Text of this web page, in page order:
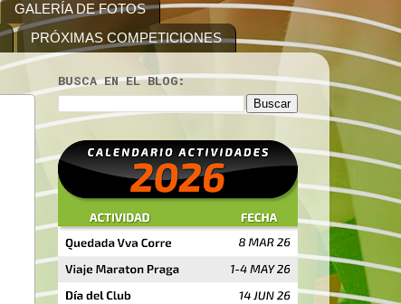
GALERÍA DE FOTOS
PRÓXIMAS COMPETICIONES
BUSCA EN EL BLOG: